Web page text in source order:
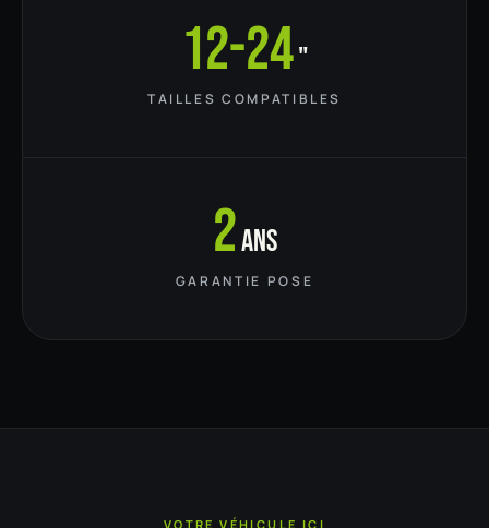
12-24"
TAILLES COMPATIBLES
2ans
GARANTIE POSE
VOTRE VÉHICULE ICI